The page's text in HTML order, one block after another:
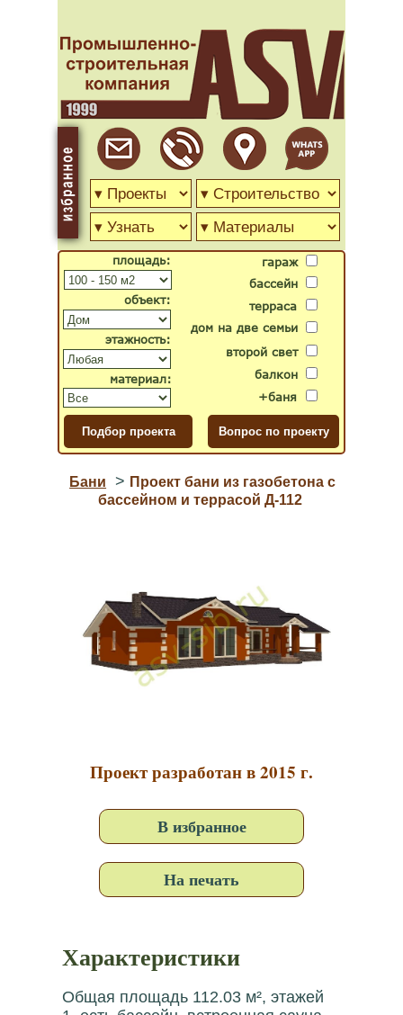
гараж
бассейн
второй свет
дом на две семьи
терраса
балкон
+баня
объект:
материал:
площадь:
этажность:
Бани > Проект бани из газобетона с
бассейном и террасой Д-112
Проект разработан в 2015 г.
В избранное
На печать
Характеристики
Общая площадь 112.03 м², этажей